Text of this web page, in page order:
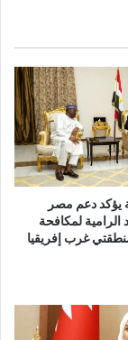
يؤكد دعم مصر
الرامية لمكافحة
غرب إفريقيا